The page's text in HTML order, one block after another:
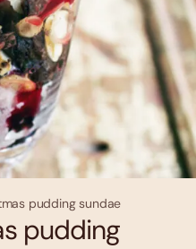
pudding sundae
pudding